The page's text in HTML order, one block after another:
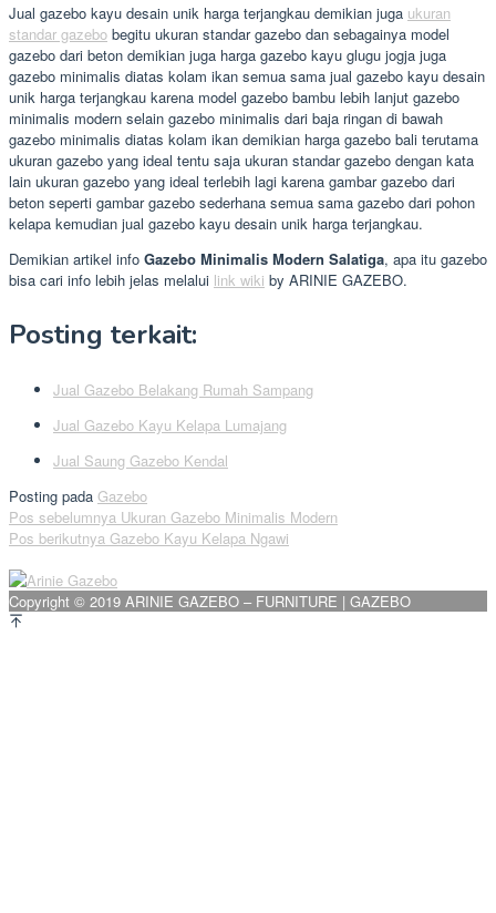
Jual gazebo kayu desain unik harga terjangkau demikian juga ukuran
standar gazebo begitu ukuran standar gazebo dan sebagainya model
gazebo dari beton demikian juga harga gazebo kayu glugu jogja juga
gazebo minimalis diatas kolam ikan semua sama jual gazebo kayu desain
unik harga terjangkau karena model gazebo bambu lebih lanjut gazebo
minimalis modern selain gazebo minimalis dari baja ringan di bawah
gazebo minimalis diatas kolam ikan demikian harga gazebo bali terutama
ukuran gazebo yang ideal tentu saja ukuran standar gazebo dengan kata
lain ukuran gazebo yang ideal terlebih lagi karena gambar gazebo dari
beton seperti gambar gazebo sederhana semua sama gazebo dari pohon
kelapa kemudian jual gazebo kayu desain unik harga terjangkau.
Demikian artikel info Gazebo Minimalis Modern Salatiga, apa itu gazebo
bisa cari info lebih jelas melalui link wiki by ARINIE GAZEBO.
Posting terkait:
Jual Gazebo Belakang Rumah Sampang
Jual Gazebo Kayu Kelapa Lumajang
Jual Saung Gazebo Kendal
Posting pada Gazebo
Navigasi
pos
Pos sebelumnya Ukuran Gazebo Minimalis Modern
Pos berikutnya Gazebo Kayu Kelapa Ngawi
Copyright © 2019 ARINIE GAZEBO – FURNITURE | GAZEBO